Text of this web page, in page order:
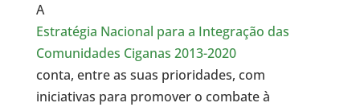
A
Estratégia Nacional para a Integração das
Comunidades Ciganas 2013-2020
conta, entre as suas prioridades, com
iniciativas para promover o combate à